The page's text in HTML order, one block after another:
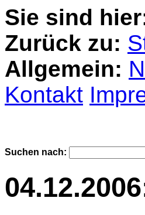
Sie sind
Zurück zu:
Allgemein:
Kontakt
Suchen nach: